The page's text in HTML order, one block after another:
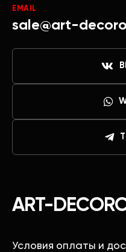
ART-
Условия оплаты и
EMAIL
sale@art-